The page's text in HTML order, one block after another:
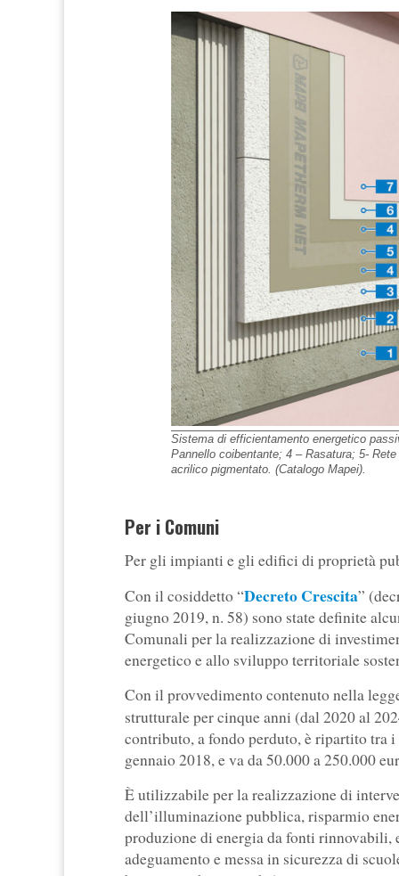
Sistema di efficientamento energetico
Pannello coibentante; 4 – Rasatura; 5-
acrilico pigmentato. (Catalogo Mapei).
Per i Comuni
Per gli impianti e gli edifici di proprietà
Con il cosiddetto “Decreto Crescita”
giugno 2019, n. 58) sono state definite
Comunali per la realizzazione di
energetico e allo sviluppo territoriale
Con il provvedimento contenuto nella
strutturale per cinque anni (dal 2020 al
contributo, a fondo perduto, è ripartito tra
gennaio 2018, e va da 50.000 a 250.000
È utilizzabile per la realizzazione di
dell’illuminazione pubblica, risparmio
produzione di energia da fonti
adeguamento e messa in sicurezza di